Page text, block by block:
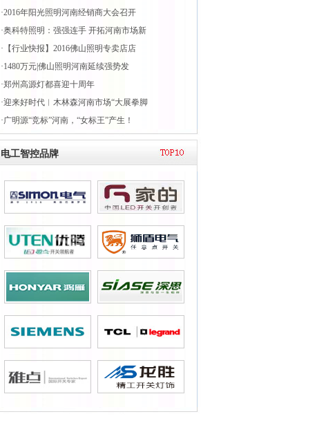
·2016年阳光照明河南经销商大会召开
·奥科特照明：强强连手 开拓河南市场新
· 【行业快报】2016佛山照明专卖店店
·1480万元|佛山照明河南延续强势发
·郑州高源灯都喜迎十周年
·迎来好时代︱木林森河南市场“大展拳脚
·广明源“竞标”河南，“女标王”产生！
电工智控品牌